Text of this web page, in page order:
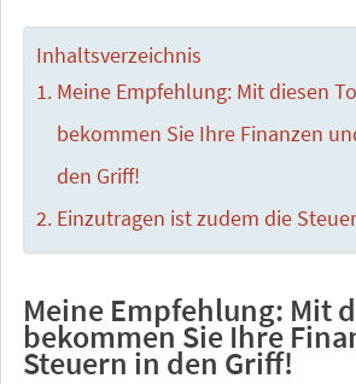
Inhaltsverzeichnis
Meine Empfehlung: Mit diesen
bekommen Sie Ihre Finanzen
den Griff!
Einzutragen ist zudem die
Meine Empfehlung: Mit
bekommen Sie Ihre
Steuern in den Griff!